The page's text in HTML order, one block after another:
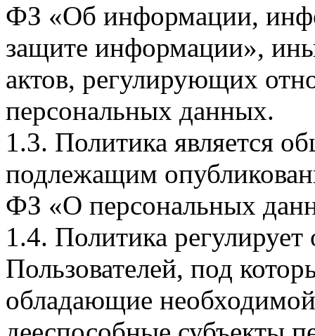
ФЗ «Об информации,
защите информации»,
актов, регулирующих
персональных данных.
1.3. Политика является
подлежащим
ФЗ «О персональных
1.4. Политика
Пользователей, под
обладающие